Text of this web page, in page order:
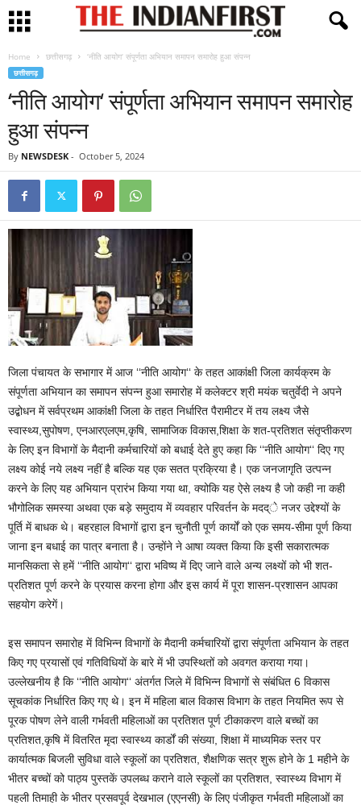
Home छत्तीसगढ़ ‘नीति आयोग‘ संपूर्णता अभियान समापन समारोह हुआ संपन्न
छत्तीसगढ़
‘नीति आयोग‘ संपूर्णता अभियान समापन समारोह
हुआ संपन्न
By NEWSDESK - October 5, 2024
जिला पंचायत के सभागार में आज ‘‘नीति आयोग‘‘ के तहत आकांक्षी जिला कार्यक्रम के
संपूर्णता अभियान का समापन संपन्न हुआ समारोह में कलेक्टर श्री मयंक चतुर्वेदी ने अपने
उद्बोधन में सर्वप्रथम आकांक्षी जिला के तहत निर्धारित पैरामीटर में तय लक्ष्य जैसे
स्वास्थ्य,सुपोषण, एनआरएलएम,कृषि, सामाजिक विकास,शिक्षा के शत-प्रतिशत संतृप्तीकरण
के लिए इन विभागों के मैदानी कर्मचारियों को बधाई देते हुए कहा कि ‘‘नीति आयोग‘‘ दिए गए
लक्ष्य कोई नये लक्ष्य नहीं है बल्कि यह एक सतत प्रक्रिया है। एक जनजागृति उत्पन्न
करने के लिए यह अभियान प्रारंभ किया गया था, क्योकि यह ऐसे लक्ष्य है जो कही ना कही
भौगोलिक समस्या अथवा एक बड़े समुदाय में व्यवहार परिवर्तन के मदद्े नजर उद्देश्यों के
पूर्ति में बाधक थे। बहरहाल विभागों द्वारा इन चुनौती पूर्ण कार्यों को एक समय-सीमा पूर्ण किया
जाना इन बधाई का पात्र बनाता है। उन्होंने ने आषा व्यक्त किया कि इसी सकारात्मक
मानसिकता से हमें ‘‘नीति आयोग‘‘ द्वारा भविष्य में दिए जाने वाले अन्य लक्ष्यों को भी शत-
प्रतिशत पूर्ण करने के प्रयास करना होगा और इस कार्य में पूरा शासन-प्रशासन आपका
सहयोग करेगें।
इस समापन समारोह में विभिन्न विभागों के मैदानी कर्मचारियों द्वारा संपूर्णता अभियान के तहत
किए गए प्रयासों एवं गतिविधियों के बारे में भी उपस्थितों को अवगत कराया गया।
उल्लेखनीय है कि ‘‘नीति आयोग‘‘ अंतर्गत जिले में विभिन्न विभागों से संबंधित 6 विकास
सूचकांक निर्धारित किए गए थे। इन में महिला बाल विकास विभाग के तहत नियमित रूप से
पूरक पोषण लेने वाली गर्भवती महिलाओं का प्रतिशत पूर्ण टीकाकरण वाले बच्चों का
प्रतिशत,कृषि में वितरित मृदा स्वास्थ्य कार्डों की संख्या, शिक्षा में माध्यमिक स्तर पर
कार्यात्मक बिजली सुविधा वाले स्कूलों का प्रतिशत, शैक्षणिक सत्र शुरू होने के 1 महीने के
भीतर बच्चों को पाठ्य पुस्तकें उपलब्ध कराने वाले स्कूलों का प्रतिशत, स्वास्थ्य विभाग में
पहली तिमाही के भीतर प्रसवपूर्व देखभाल (एएनसी) के लिए पंजीकृत गर्भवती महिलाओं का